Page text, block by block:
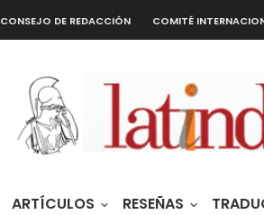
CONSEJO DE REDACCIÓN COMITÉ
ARTÍCULOS RESEÑAS